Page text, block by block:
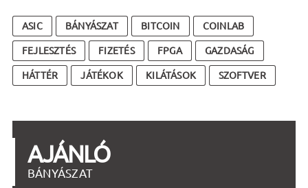
ASIC BÁNYÁSZAT BITCOIN COINLAB
FEJLESZTÉS FIZETÉS FPGA GAZDASÁG
HÁTTÉR JÁTÉKOK KILÁTÁSOK SZOFTVER
AJÁNLÓ
BÁNYÁSZAT